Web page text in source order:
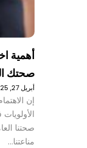
أهمية
صحتك
أبريل 27, 2025
إن
صحتنا
مناعتنا…